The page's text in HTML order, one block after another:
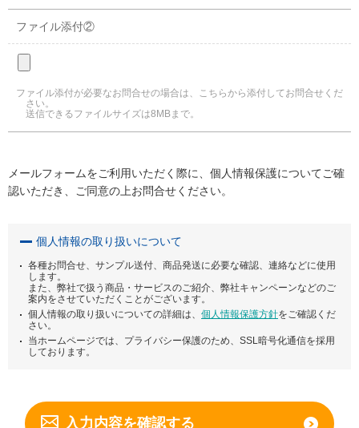
ファイル添付②
ファイル添付が必要なお問合せの場合は、こちらから添付してお問合せくだ
さい。
送信できるファイルサイズは8MBまで。
メールフォームをご利用いただく際に、個人情報保護についてご確
認いただき、ご同意の上お問合せください。
個人情報の取り扱いについて
各種お問合せ、サンプル送付、商品発送に必要な確認、連絡などに使用
します。
また、弊社で扱う商品・サービスのご紹介、弊社キャンペーンなどのご
案内をさせていただくことがございます。
個人情報の取り扱いについての詳細は、 個人情報保護方針をご確認くだ
さい。
当ホームページでは、プライバシー保護のため、SSL暗号化通信を採用
しております。